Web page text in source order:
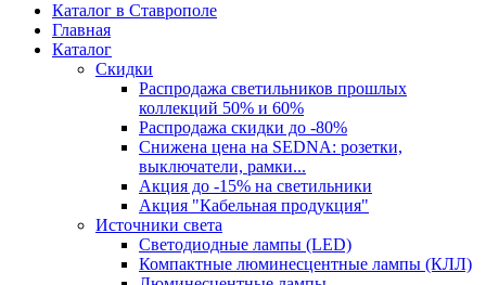
Каталог в Ставрополе
Главная
Каталог
Скидки
Распродажа светильников прошлых
коллекций 50% и 60%
Распродажа скидки до -80%
Cнижена цена на SEDNA: розетки,
выключатели, рамки...
Акция до -15% на светильники
Акция "Кабельная продукция"
Источники света
Светодиодные лампы (LED)
Компактные люминесцентные лампы (КЛЛ)